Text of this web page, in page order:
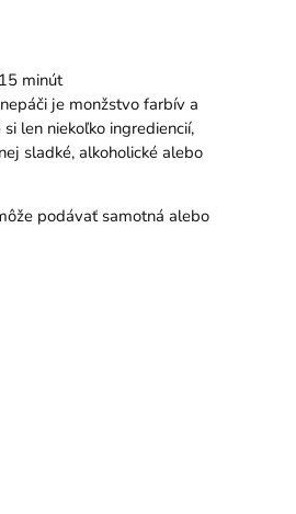
minút
je monžstvo farbív a
len niekoľko ingrediencií,
sladké, alkoholické alebo
podávať samotná alebo